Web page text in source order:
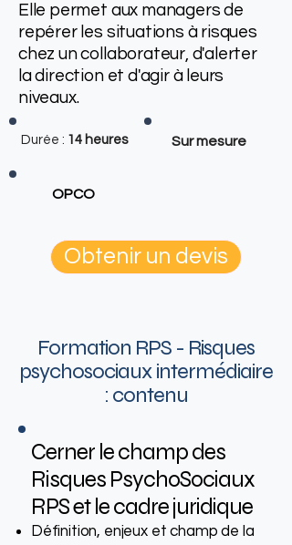
Elle permet aux managers de
repérer les situations à risques
chez un collaborateur, d'alerter
la direction et d'agir à leurs
niveaux.
Durée : 14 heures Sur mesure
OPCO
Obtenir un devis
Formation RPS - Risques
psychosociaux​ intermédiaire
: contenu
Cerner le champ des
Risques PsychoSociaux
RPS et le cadre juridique
Définition, enjeux et champ de la